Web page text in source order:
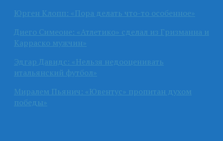
Юрген Клопп: «Пора делать что-то особенное»
Диего Симеоне: «Атлетико» сделал из Гризманна и
Карраско мужчин»
Эдгар Давидс: «Нельзя недооценивать
итальянский футбол»
Миралем Пьянич: «Ювентус» пропитан духом
победы»